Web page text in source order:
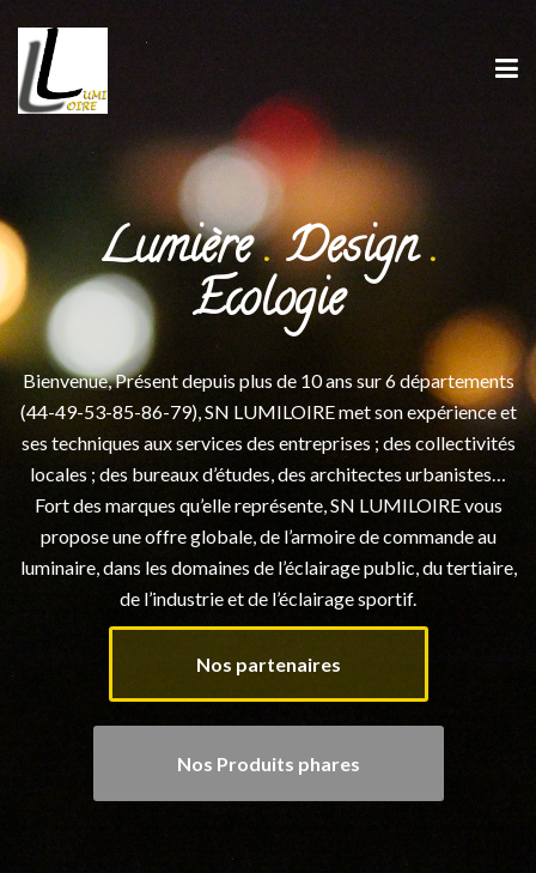
Lumière.Design.
Ecologie
Bienvenue, Présent depuis plus de 10 ans sur 6 départements
(44-49-53-85-86-79), SN LUMILOIRE met son expérience et
ses techniques aux services des entreprises ; des collectivités
locales ; des bureaux d’études, des architectes urbanistes…
Fort des marques qu’elle représente, SN LUMILOIRE vous
propose une offre globale, de l’armoire de commande au
luminaire, dans les domaines de l’éclairage public, du tertiaire,
de l’industrie et de l’éclairage sportif.
Nos partenaires
Nos Produits phares